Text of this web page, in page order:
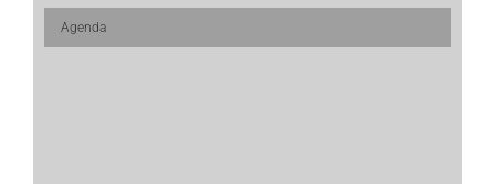
Agenda